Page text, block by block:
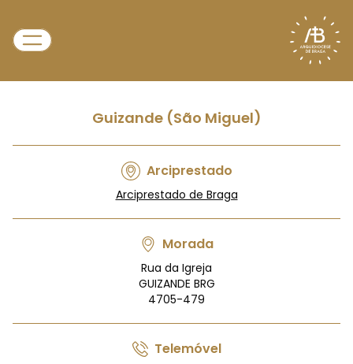
Guizande (São Miguel)
Arciprestado
Arciprestado de Braga
Morada
Rua da Igreja
GUIZANDE BRG
4705-479
Telemóvel